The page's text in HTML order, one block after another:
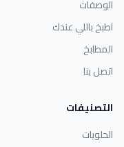
الوصفات
اطبخ باللي عندك
المطابخ
اتصل بنا
التصنيفات
الحلويات